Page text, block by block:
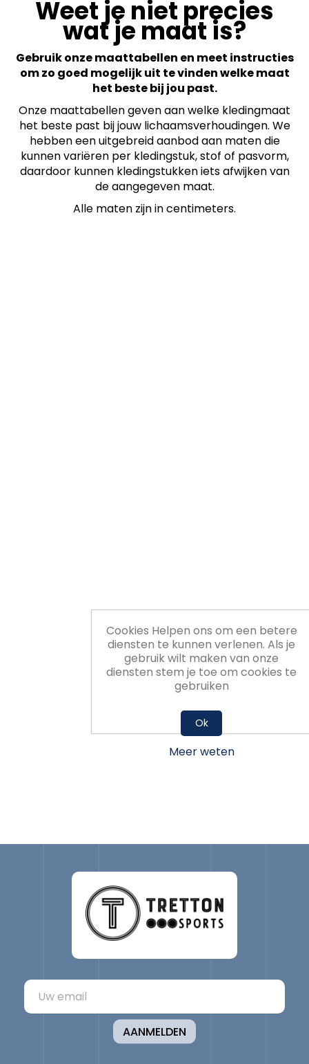
Weet je niet precies
wat je maat is?
Gebruik onze maattabellen en meet instructies
om zo goed mogelijk uit te vinden welke maat
het beste bij jou past.
Onze maattabellen geven aan welke kledingmaat
het beste past bij jouw lichaamsverhoudingen. We
hebben een uitgebreid aanbod aan maten die
kunnen variëren per kledingstuk, stof of pasvorm,
daardoor kunnen kledingstukken iets afwijken van
de aangegeven maat.
Alle maten zijn in centimeters.
AANMELDEN
Cookies Helpen ons om een betere
diensten te kunnen verlenen. Als je
gebruik wilt maken van onze
diensten stem je toe om cookies te
gebruiken
Ok
Meer weten